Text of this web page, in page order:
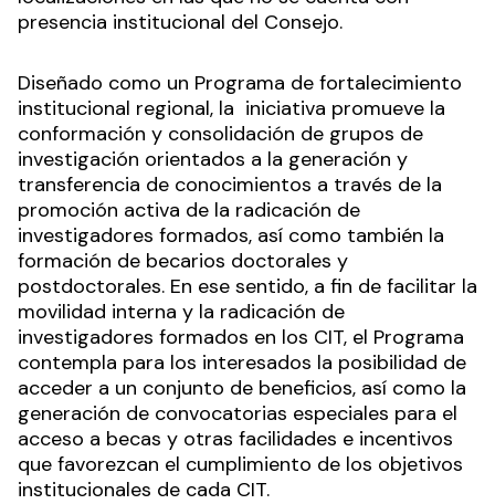
presencia institucional del Consejo.
Diseñado como un Programa de fortalecimiento
institucional regional, la iniciativa promueve la
conformación y consolidación de grupos de
investigación orientados a la generación y
transferencia de conocimientos a través de la
promoción activa de la radicación de
investigadores formados, así como también la
formación de becarios doctorales y
postdoctorales. En ese sentido, a fin de facilitar la
movilidad interna y la radicación de
investigadores formados en los CIT, el Programa
contempla para los interesados la posibilidad de
acceder a un conjunto de beneficios, así como la
generación de convocatorias especiales para el
acceso a becas y otras facilidades e incentivos
que favorezcan el cumplimiento de los objetivos
institucionales de cada CIT.